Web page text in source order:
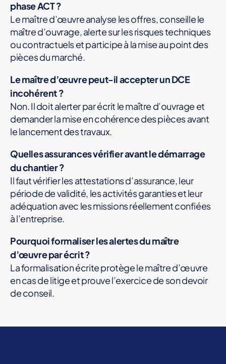
phase ACT ?
Le maître d’œuvre analyse les offres, conseille le
maître d’ouvrage, alerte sur les risques techniques
ou contractuels et participe à la mise au point des
pièces du marché.
Le maître d’œuvre peut-il accepter un DCE
incohérent ?
Non. Il doit alerter par écrit le maître d’ouvrage et
demander la mise en cohérence des pièces avant
le lancement des travaux.
Quelles assurances vérifier avant le démarrage
du chantier ?
Il faut vérifier les attestations d’assurance, leur
période de validité, les activités garanties et leur
adéquation avec les missions réellement confiées
à l’entreprise.
Pourquoi formaliser les alertes du maître
d’œuvre par écrit ?
La formalisation écrite protège le maître d’œuvre
en cas de litige et prouve l’exercice de son devoir
de conseil.